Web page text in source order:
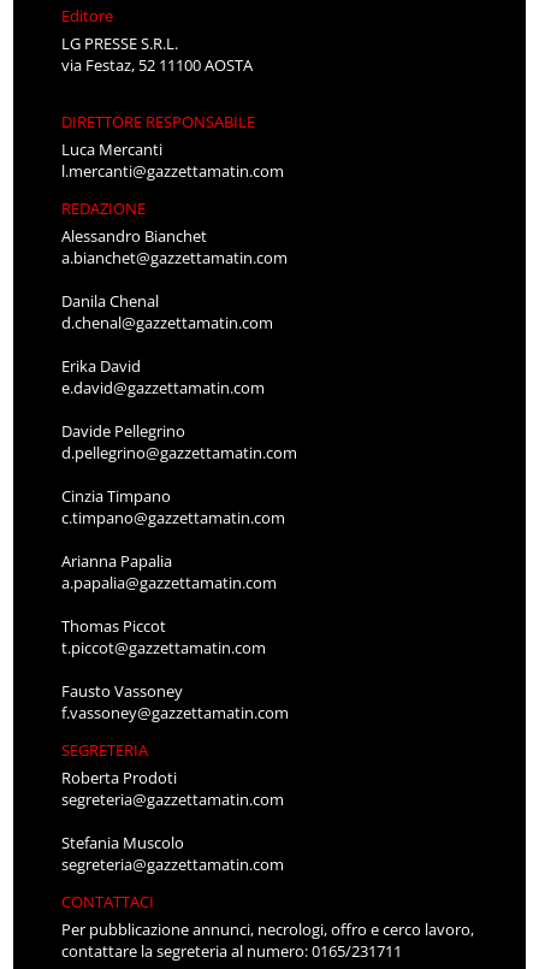
Editore
LG PRESSE S.R.L.
via Festaz, 52 11100 AOSTA
DIRETTORE RESPONSABILE
Luca Mercanti
l.mercanti@gazzettamatin.com
REDAZIONE
Alessandro Bianchet
a.bianchet@gazzettamatin.com
Danila Chenal
d.chenal@gazzettamatin.com
Erika David
e.david@gazzettamatin.com
Davide Pellegrino
d.pellegrino@gazzettamatin.com
Cinzia Timpano
c.timpano@gazzettamatin.com
Arianna Papalia
a.papalia@gazzettamatin.com
Thomas Piccot
t.piccot@gazzettamatin.com
Fausto Vassoney
f.vassoney@gazzettamatin.com
SEGRETERIA
Roberta Prodoti
segreteria@gazzettamatin.com
Stefania Muscolo
segreteria@gazzettamatin.com
CONTATTACI
Per pubblicazione annunci, necrologi, offro e cerco lavoro,
contattare la segreteria al numero: 0165/231711